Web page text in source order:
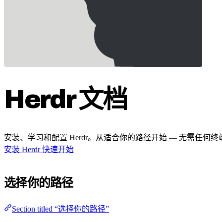
Herdr 文档
安装、学习和配置 Herdr。从适合你的路径开始 — 无需任何终
安装 Herdr快速开始
选择你的路径
Section titled “选择你的路径”